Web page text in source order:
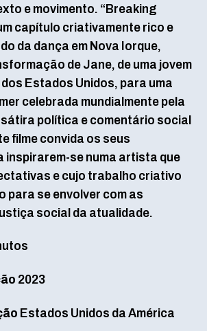
e movimento. “Breaking
capítulo criativamente rico e
da dança em Nova Iorque,
de Jane, de uma jovem
Estados Unidos, para uma
celebrada mundialmente pela
política e comentário social
filme convida os seus
inspirarem-se numa artista que
e cujo trabalho criativo
para se envolver com as
social da atualidade.
2023
Estados Unidos da América